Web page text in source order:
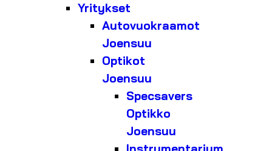
Yritykset
Autovuokraamot
Joensuu
Optikot
Joensuu
Specsavers
Optikko
Joensuu